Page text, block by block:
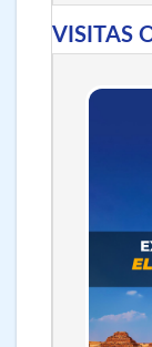
VISITAS